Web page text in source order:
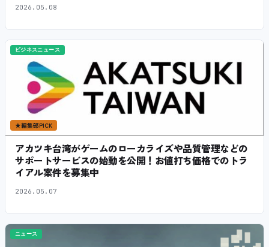
2026.05.08
ビジネスニュース
★編集部PICK
アカツキ台湾がゲームのローカライズや品質管理などの
サポートサービスの始動を公開！お値打ち価格でのトラ
イアル案件を募集中
2026.05.07
ニュース